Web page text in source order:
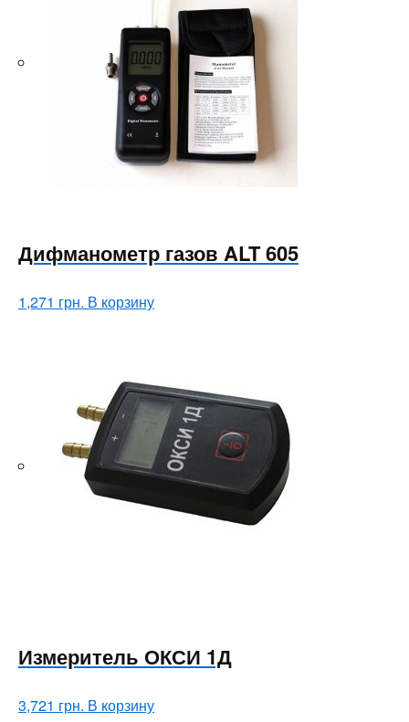
Дифманометр газов ALT 605
1,271 грн. В корзину
Измеритель ОКСИ 1Д
3,721 грн. В корзину